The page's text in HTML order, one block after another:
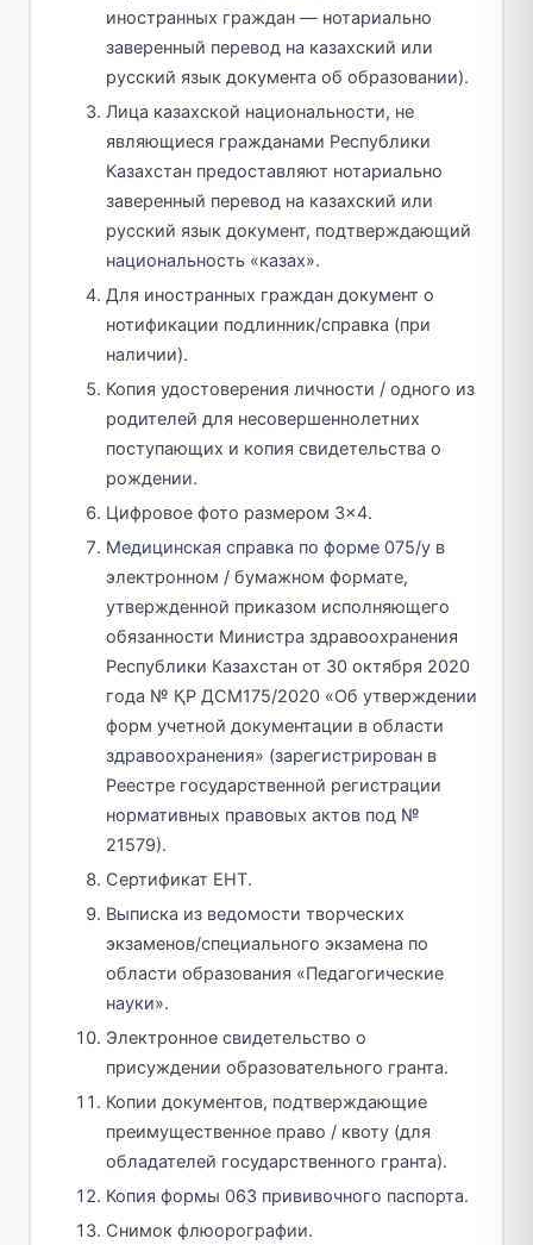
иностранных граждан — нотариально
заверенный перевод на казахский или
русский язык документа об образовании).
Лица казахской национальности, не
являющиеся гражданами Республики
Казахстан предоставляют нотариально
заверенный перевод на казахский или
русский язык документ, подтверждающий
национальность «казах».
Для иностранных граждан документ о
нотификации подлинник/справка (при
наличии).
Копия удостоверения личности / одного из
родителей для несовершеннолетних
поступающих и копия свидетельства о
рождении.
Цифровое фото размером 3×4.
Медицинская справка по форме 075/у в
электронном / бумажном формате,
утвержденной приказом исполняющего
обязанности Министра здравоохранения
Республики Казахстан от 30 октября 2020
года № ҚР ДСМ175/2020 «Об утверждении
форм учетной документации в области
здравоохранения» (зарегистрирован в
Реестре государственной регистрации
нормативных правовых актов под №
21579).
Сертификат ЕНТ.
Выписка из ведомости творческих
экзаменов/специального экзамена по
области образования «Педагогические
науки».
Электронное свидетельство о
присуждении образовательного гранта.
Копии документов, подтверждающие
преимущественное право / квоту (для
обладателей государственного гранта).
Копия формы 063 прививочного паспорта.
Снимок флюорографии.